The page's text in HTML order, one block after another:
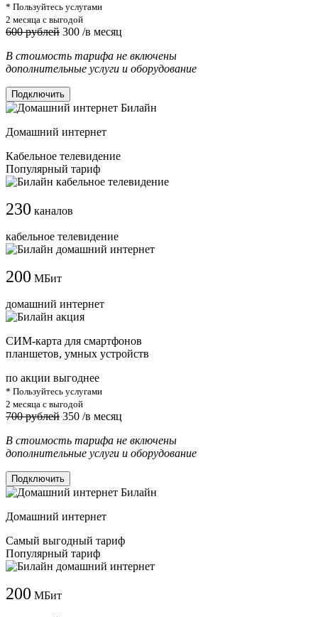
* Пользуйтесь услугами
2 месяца с выгодой
600 рублей 300 /в месяц
В стоимость тарифа не включены
дополнительные услуги и оборудование
Подключить
Домашний интернет
Кабельное телевидение
Популярный тариф
230 каналов
кабельное телевидение
200 МБит
домашний интернет
СИМ-карта для смартфонов
планшетов, умных устройств
по акции выгоднее
* Пользуйтесь услугами
2 месяца с выгодой
700 рублей 350 /в месяц
В стоимость тарифа не включены
дополнительные услуги и оборудование
Подключить
Домашний интернет
Самый выгодный тариф
Популярный тариф
200 МБит